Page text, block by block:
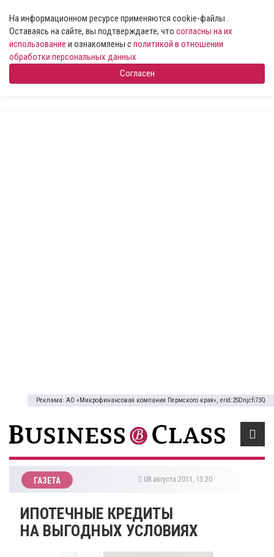
На информационном ресурсе применяются cookie-файлы .
Оставаясь на сайте, вы подтверждаете, что согласны на их
использование и ознакомлены сполитикой в отношении
обработки персональных данных
Согласен
Реклама: АО «Микрофинансовая компания Пермского края», erid:2SDnjcfi73Q
ГАЗЕТА 08 августа 2011, 13:20
ИПОТЕЧНЫЕ КРЕДИТЫ
НА ВЫГОДНЫХ УСЛОВИЯХ